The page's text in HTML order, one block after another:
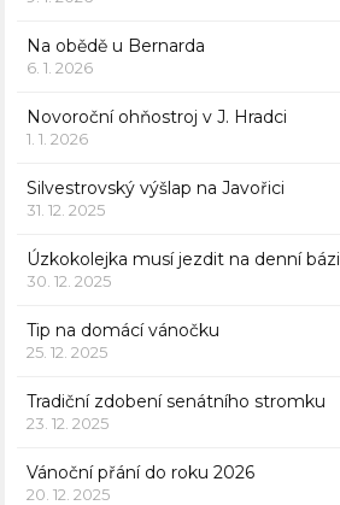
Na obědě u Bernarda
6. 1. 2026
Novoroční ohňostroj v J. Hradci
1. 1. 2026
Silvestrovský výšlap na Javořici
31. 12. 2025
Úzkokolejka musí jezdit na denní bázi
30. 12. 2025
Tip na domácí vánočku
25. 12. 2025
Tradiční zdobení senátního stromku
23. 12. 2025
Vánoční přání do roku 2026
20. 12. 2025